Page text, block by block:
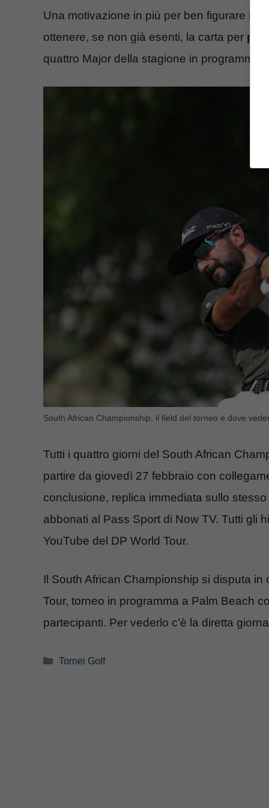
Una motivazione in più per ben figurare in
ottenere, se non già esenti, la carta per
quattro Major della stagione in programma
South African Championship, il field del torneo e dove
Tutti i quattro giorni del South African
partire da giovedì 27 febbraio con
conclusione, replica immediata sullo
abbonati al Pass Sport di Now TV. Tutti gli
YouTube del DP World Tour.
Il South African Championship si disputa in
Tour, torneo in programma a Palm Beach
partecipanti. Per vederlo c’è la diretta
Categorie
Tornei Golf